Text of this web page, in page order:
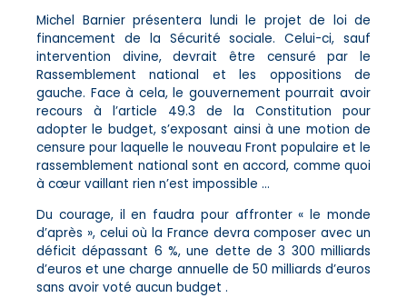
Michel Barnier présentera lundi le projet de loi de
financement de la Sécurité sociale. Celui-ci, sauf
intervention divine, devrait être censuré par le
Rassemblement national et les oppositions de
gauche. Face à cela, le gouvernement pourrait avoir
recours à l’article 49.3 de la Constitution pour
adopter le budget, s’exposant ainsi à une motion de
censure pour laquelle le nouveau Front populaire et le
rassemblement national sont en accord, comme quoi
à cœur vaillant rien n’est impossible …
Du courage, il en faudra pour affronter « le monde
d’après », celui où la France devra composer avec un
déficit dépassant 6 %, une dette de 3 300 milliards
d’euros et une charge annuelle de 50 milliards d’euros
sans avoir voté aucun budget .